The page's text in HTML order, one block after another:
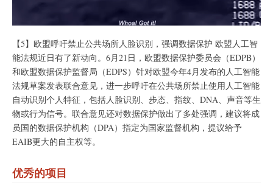
【5】欧盟呼吁禁止公共场所人脸识别，强调数据保护 欧盟人工智
能法规近日有了新动向。6月21日，欧盟数据保护委员会（EDPB）
和欧盟数据保护监督局（EDPS）针对欧盟今年4月发布的人工智能
法规草案发表联合意见，进一步呼吁在公共场所禁止使用人工智能
自动识别个人特征，包括人脸识别、步态、指纹、DNA、声音等生
物或行为信号。联合意见还对数据保护做出了多处强调，建议将成
员国的数据保护机构（DPA）指定为国家监督机构，提议给予
EAIB更大的自主权等。
优秀的项目